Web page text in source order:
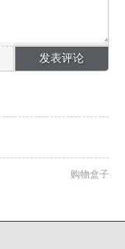
购物盒子